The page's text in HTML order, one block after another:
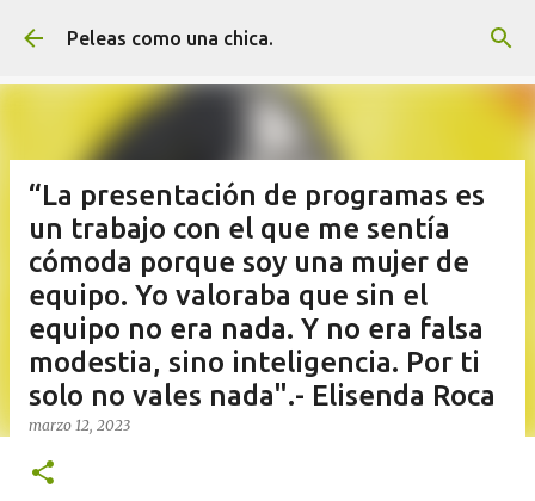
Ir al contenido principal
Peleas como una chica.
“La presentación de programas es
un trabajo con el que me sentía
cómoda porque soy una mujer de
equipo. Yo valoraba que sin el
equipo no era nada. Y no era falsa
modestia, sino inteligencia. Por ti
solo no vales nada".- Elisenda Roca
marzo 12, 2023